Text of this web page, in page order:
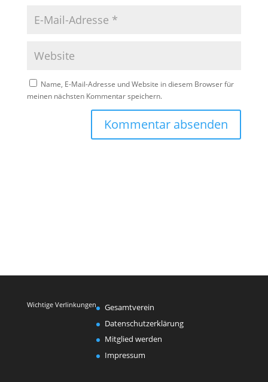
Name, E-Mail-Adresse und Website in diesem Browser für
meinen nächsten Kommentar speichern.
Wichtige Verlinkungen
Gesamtverein
Datenschutzerklärung
Mitglied werden
Impressum